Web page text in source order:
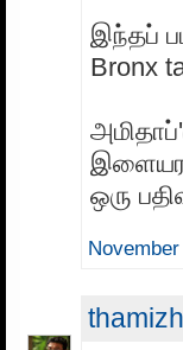
இந்தப்
Bronx
ஒரு